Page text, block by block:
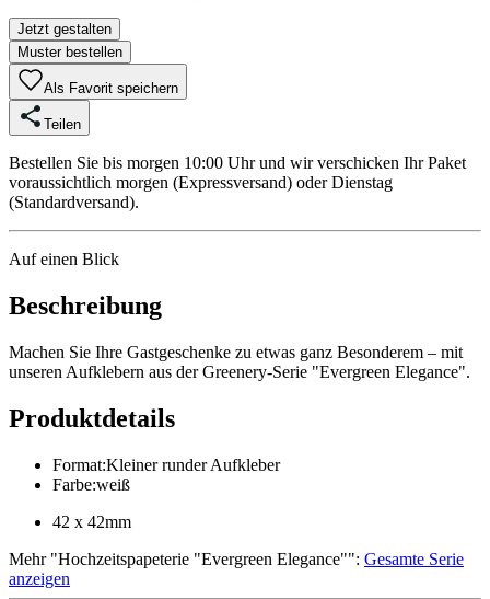
Jetzt gestalten
Muster bestellen
Als Favorit speichern
Teilen
Bestellen Sie bis morgen 10:00 Uhr und wir verschicken Ihr Paket
voraussichtlich morgen (Expressversand) oder Dienstag
(Standardversand).
Auf einen Blick
Beschreibung
Machen Sie Ihre Gastgeschenke zu etwas ganz Besonderem – mit
unseren Aufklebern aus der Greenery-Serie "Evergreen Elegance".
Produktdetails
Format:Kleiner runder Aufkleber
Farbe:weiß
42 x 42mm
Mehr"Hochzeitspapeterie "Evergreen Elegance"": Gesamte Serie
anzeigen